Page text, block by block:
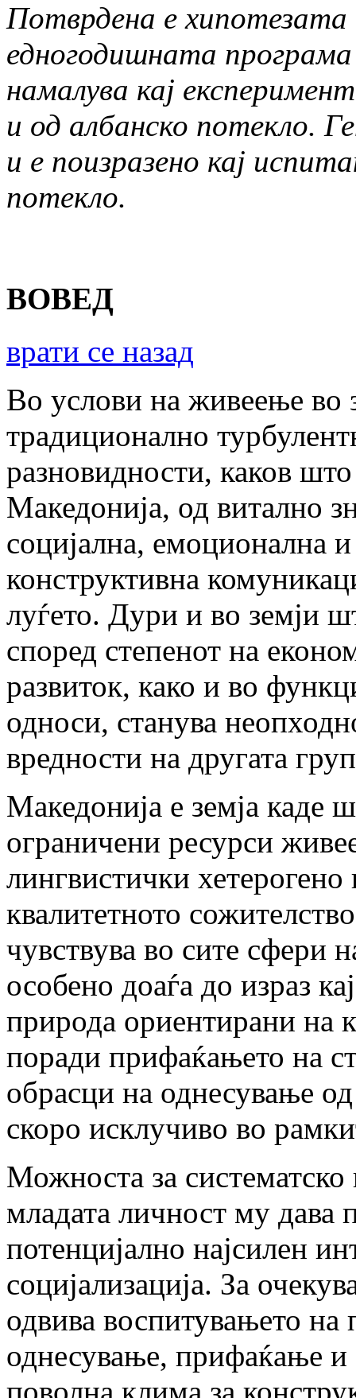
Потврдена е
едногодишната
намалува кај
и од албанско потекло.
и е поизразено кај
потекло.
ВОВЕД
врати се назад
Во услови на живеење во
традиционално
разновидности, каков
Македонија, од витално
социјална, емоционална
конструктивна
луѓето. Дури и во земји
според степенот на
развиток, како и во
односи, станува
вредности на другата
Македонија е земја каде
ограничени ресурси
лингвистички
квалитетното
чувствува во сите сфери
особено доаѓа до израз
природа ориентирани на
поради прифаќањето на
обрасци на однесување
скоро исклучиво во
Можноста за систематско
младата личност му дава
потенцијално најсилен
социјализација. За
одвива воспитувањето
однесување, прифаќање и
поволна клима за